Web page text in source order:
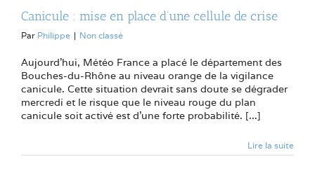
Canicule : mise en place d’une cellule de crise
Par Philippe | Non classé
Aujourd'hui, Météo France a placé le département des
Bouches-du-Rhône au niveau orange de la vigilance
canicule. Cette situation devrait sans doute se dégrader
mercredi et le risque que le niveau rouge du plan
canicule soit activé est d'une forte probabilité. [...]
Lire la suite